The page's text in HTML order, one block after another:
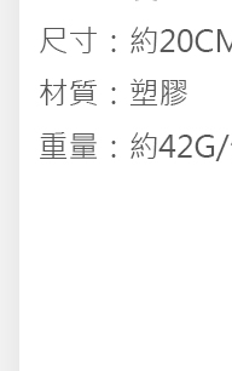
團購區-買越多省越多